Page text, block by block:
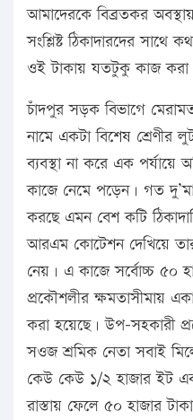
আমাদেরকে বিব্রতকর
সংশ্লিষ্ট ঠিকাদারদের সাথে
ওই টাকায় যতটুকু কাজ করা
চাঁদপুর সড়ক বিভাগে
নামে একটা বিশেষ শ্রেণীর
ব্যবস্থা না করে এক পর্যায়ে
কাজে নেমে পড়েন। গত
করছে এমন বেশ কটি
আরএম কোটেশন দেখিয়ে
নেয়। এ কাজে সর্বোচ্চ ৫০
প্রকৌশলীর ক্ষমতাসীমায়
করা হয়েছে। উপ-সহকারী
সওজ শ্রমিক নেতা সবাই
কেউ কেউ ১/২ হাজার ইট
রাস্তায় ফেলে ৫০ হাজার